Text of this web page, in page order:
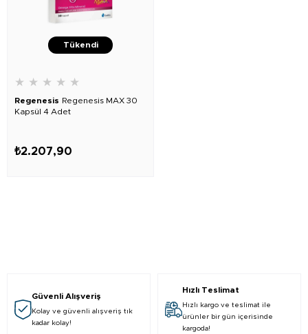
Tükendi
★ ★ ★ ★ ★
Regenesis Regenesis MAX 30
Kapsül 4 Adet
₺2.207,90
Güvenli Alışveriş
Kolay ve güvenli alışveriş tık
kadar kolay!
Hızlı Teslimat
Hızlı kargo ve teslimat ile
ürünler bir gün içerisinde
kargoda!